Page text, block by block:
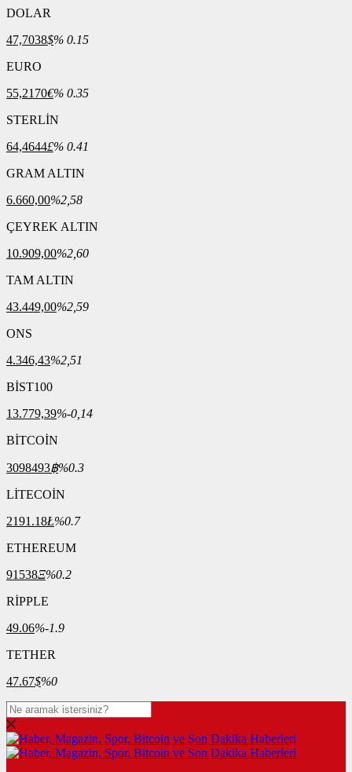
DOLAR
47,7038$% 0.15
EURO
55,2170€% 0.35
STERLİN
64,4644£% 0.41
GRAM ALTIN
6.660,00%2,58
ÇEYREK ALTIN
10.909,00%2,60
TAM ALTIN
43.449,00%2,59
ONS
4.346,43%2,51
BİST100
13.779,39%-0,14
BİTCOİN
3098493฿%0.3
LİTECOİN
2191.18Ł%0.7
ETHEREUM
91538Ξ%0.2
RİPPLE
49.06%-1.9
TETHER
47.67$%0